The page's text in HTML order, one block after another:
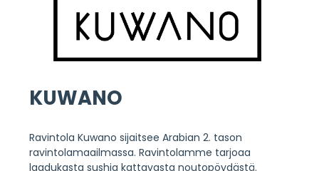
KUWANO
Ravintola Kuwano sijaitsee Arabian 2. tason
ravintolamaailmassa. Ravintolamme tarjoaa
laadukasta sushia kattavasta noutopöydästä.